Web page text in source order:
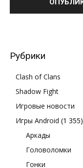
Рубрики
Clash of Clans
Shadow Fight
Игровые новости
Игры Android (1 355)
Аркады
Головоломки
Гонки